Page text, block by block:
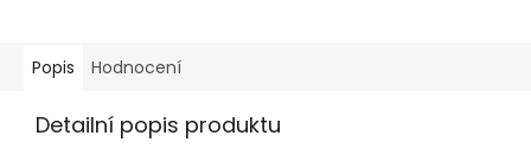
Popis Hodnocení
Detailní popis produktu